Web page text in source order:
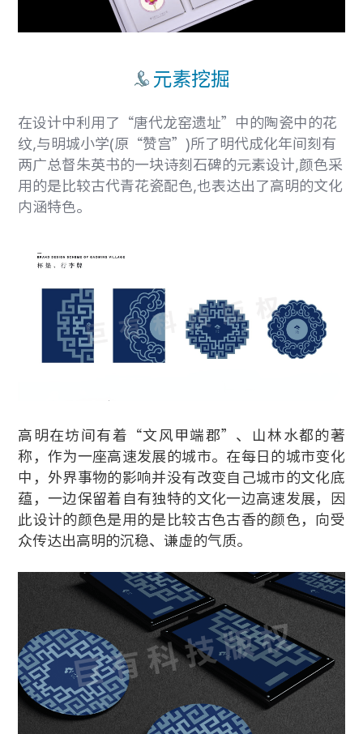
元素挖掘
在设计中利用了“唐代龙窑遗址”中的陶瓷中的花
纹,与明城小学(原“赞宫”)所了明代成化年间刻有
两广总督朱英书的一块诗刻石碑的元素设计,颜色采
用的是比较古代青花瓷配色,也表达出了高明的文化
内涵特色。
高明在坊间有着“文风甲端郡”、山林水都的著
称，作为一座高速发展的城市。在每日的城市变化
中，外界事物的影响并没有改变自己城市的文化底
蕴，一边保留着自有独特的文化一边高速发展，因
此设计的颜色是用的是比较古色古香的颜色，向受
众传达出高明的沉稳、谦虚的气质。